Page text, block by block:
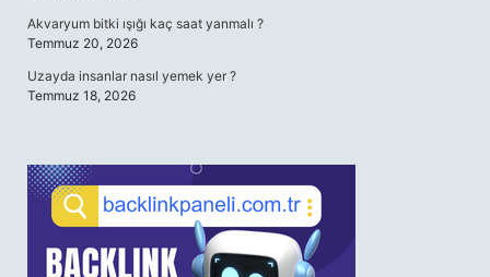
Akvaryum bitki ışığı kaç saat yanmalı ?
Temmuz 20, 2026
Uzayda insanlar nasıl yemek yer ?
Temmuz 18, 2026